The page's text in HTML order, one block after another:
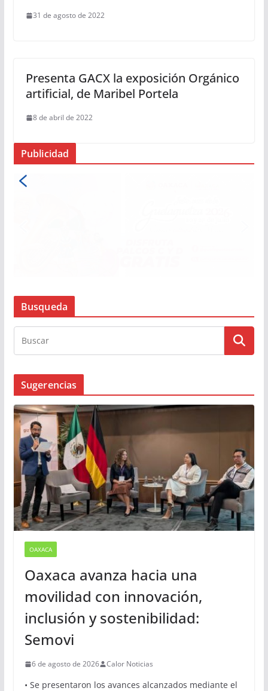
31 de agosto de 2022
Presenta GACX la exposición Orgánico
artificial, de Maribel Portela
8 de abril de 2022
Publicidad
Busqueda
Sugerencias
OAXACA
Oaxaca avanza hacia una
movilidad con innovación,
inclusión y sostenibilidad:
Semovi
6 de agosto de 2026 Calor Noticias
• Se presentaron los avances alcanzados mediante el